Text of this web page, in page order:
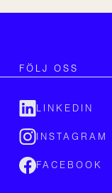
FÖLJ OSS
LINKEDIN
INSTAGRAM
FACEBOOK